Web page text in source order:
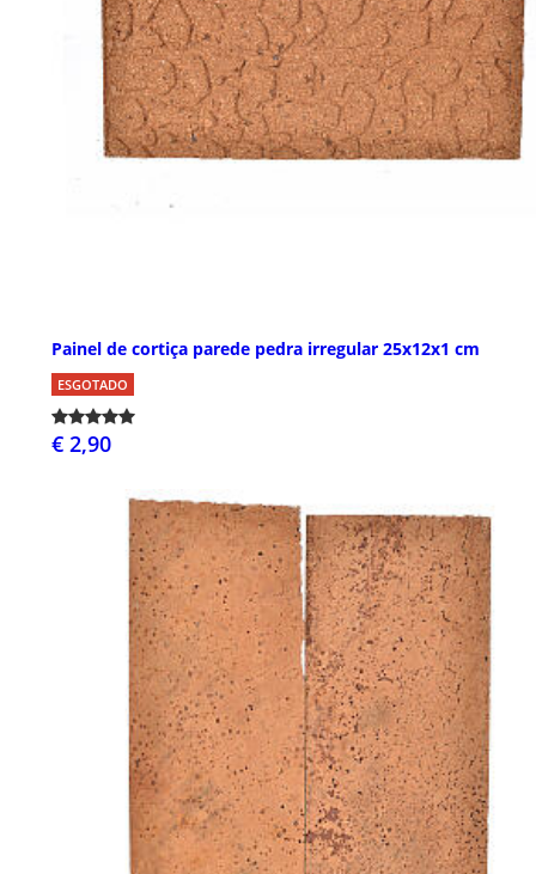
Painel de cortiça parede pedra irregular 25x12x1 cm
ESGOTADO
€ 2,90